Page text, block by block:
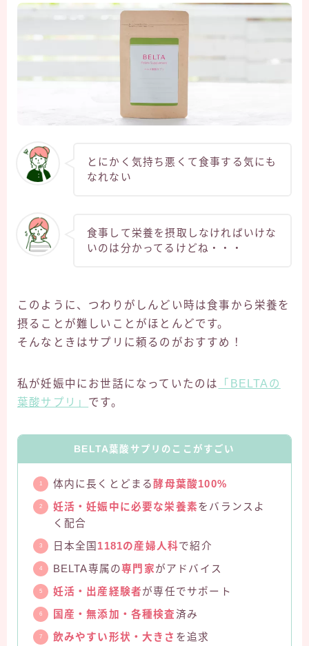
とにかく気持ち悪くて食事する気にも
なれない
食事して栄養を摂取しなければいけな
いのは分かってるけどね・・・
このように、つわりがしんどい時は食事から栄養を
摂ることが難しいことがほとんどです。
そんなときはサプリに頼るのがおすすめ！
私が妊娠中にお世話になっていたのは
「BELTAの
葉酸サプリ」 です。
BELTA葉酸サプリのここがすごい
体内に長くとどまる酵母葉酸100%
妊活・妊娠中に必要な栄養素をバランスよ
く配合
日本全国 1181の産婦人科で紹介
BELTA専属の専門家がアドバイス
妊活・出産経験者が専任でサポート
国産・無添加・各種検査済み
飲みやすい形状・大きさ を追求